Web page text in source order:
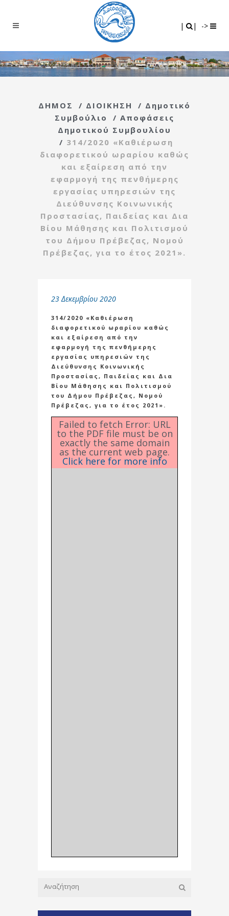
| | ->
ΔΗΜΟΣ / ΔΙΟΙΚΗΣΗ / Δημοτικό
Συμβούλιο
/ Αποφάσεις
Δημοτικού Συμβουλίου
/ 314/2020 «Καθιέρωση
διαφορετικού ωραρίου καθώς
και εξαίρεση από την
εφαρμογή της πενθήμερης
εργασίας υπηρεσιών της
Διεύθυνσης Κοινωνικής
Προστασίας, Παιδείας και Δια
Βίου Μάθησης και Πολιτισμού
του Δήμου Πρέβεζας, Νομού
Πρέβεζας, για το έτος 2021».
23 Δεκεμβρίου 2020
314/2020 «Καθιέρωση
διαφορετικού ωραρίου καθώς
και εξαίρεση από την
εφαρμογή της πενθήμερης
εργασίας υπηρεσιών της
Διεύθυνσης Κοινωνικής
Προστασίας, Παιδείας και Δια
Βίου Μάθησης και Πολιτισμού
του Δήμου Πρέβεζας, Νομού
Πρέβεζας, για το έτος 2021».
Failed to fetch Error: URL
to the PDF file must be on
exactly the same domain
as the current web page.
Click here for more info